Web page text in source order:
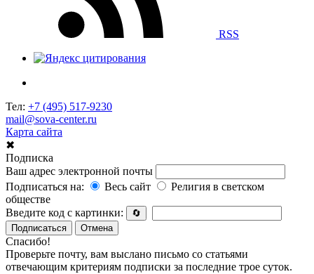
RSS
Тел: +7 (495) 517-9230
mail@sova-center.ru
Карта сайта
✖
Подписка
Ваш адрес электронной почты
Подписаться на:
Весь сайт
Религия в светском
обществе
Введите код с картинки:
🔄
Подписаться
Отмена
Спасибо!
Проверьте почту, вам выслано письмо со статьями
отвечающим критериям подписки за последние трое суток.